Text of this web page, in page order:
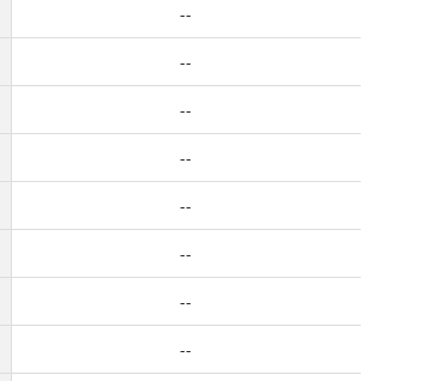
--
--
--
--
--
--
--
--